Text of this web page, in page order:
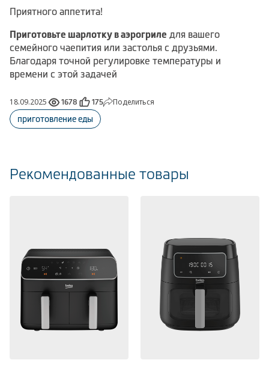
Приятного аппетита!
Приготовьте шарлотку в аэрогриле для вашего
семейного чаепития или застолья с друзьями.
Благодаря точной регулировке температуры и
времени с этой задачей
18.09.2025 1678 175 Поделиться
приготовление еды
Рекомендованные товары